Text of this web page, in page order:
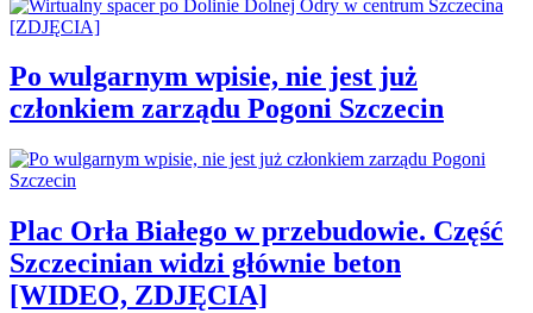
Po wulgarnym wpisie, nie jest już
członkiem zarządu Pogoni Szczecin
Plac Orła Białego w przebudowie. Część
Szczecinian widzi głównie beton
[WIDEO, ZDJĘCIA]